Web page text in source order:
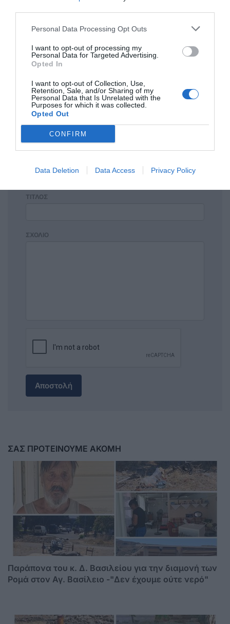
Personal Data Processing Opt Outs
I want to opt-out of processing my
Personal Data for Targeted Advertising.
Opted In
I want to opt-out of Collection, Use,
Retention, Sale, and/or Sharing of my
Personal Data that Is Unrelated with the
Purposes for which it was collected.
Opted Out
CONFIRM
Data Deletion Data Access Privacy Policy
χυδαιότητας!
Σχόλια 0
Πρόσθεσε ένα σχόλιο
ΤΙΤΛΟΣ
ΣΧΟΛΙΟ
Αποστολή
ΣΑΣ ΠΡΟΤΕΙΝΟΥΜΕ ΑΚΟΜΗ
Παράπονα του κ. Δ. Βασιλείου για την διαμονή των
Ρομά στον Αγ. Βασίλειο -"Δεν έχουμε ούτε νερό"